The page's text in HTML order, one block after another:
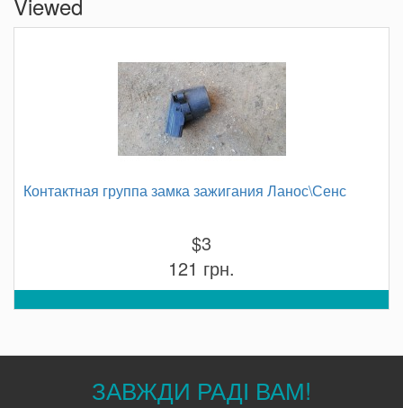
Контактная группа замка зажигания Ланос\Сенс
$3
121 грн.
ЗАВЖДИ РАДІ ВАМ!